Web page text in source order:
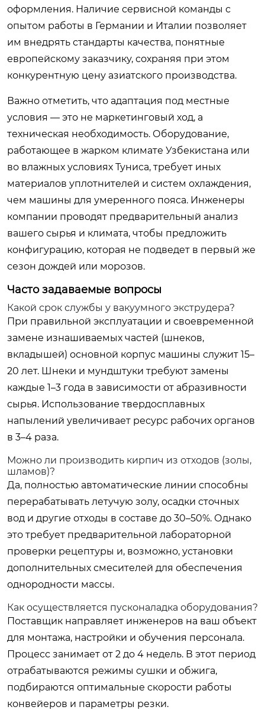
оформления. Наличие сервисной команды с
опытом работы в Германии и Италии позволяет
им внедрять стандарты качества, понятные
европейскому заказчику, сохраняя при этом
конкурентную цену азиатского производства.
Важно отметить, что адаптация под местные
условия — это не маркетинговый ход, а
техническая необходимость. Оборудование,
работающее в жарком климате Узбекистана или
во влажных условиях Туниса, требует иных
материалов уплотнителей и систем охлаждения,
чем машины для умеренного пояса. Инженеры
компании проводят предварительный анализ
вашего сырья и климата, чтобы предложить
конфигурацию, которая не подведет в первый же
сезон дождей или морозов.
Часто задаваемые вопросы
Какой срок службы у вакуумного экструдера?
При правильной эксплуатации и своевременной
замене изнашиваемых частей (шнеков,
вкладышей) основной корпус машины служит 15–
20 лет. Шнеки и мундштуки требуют замены
каждые 1–3 года в зависимости от абразивности
сырья. Использование твердосплавных
напылений увеличивает ресурс рабочих органов
в 3–4 раза.
Можно ли производить кирпич из отходов (золы,
шламов)?
Да, полностью автоматические линии способны
перерабатывать летучую золу, осадки сточных
вод и другие отходы в составе до 30–50%. Однако
это требует предварительной лабораторной
проверки рецептуры и, возможно, установки
дополнительных смесителей для обеспечения
однородности массы.
Как осуществляется пусконаладка оборудования?
Поставщик направляет инженеров на ваш объект
для монтажа, настройки и обучения персонала.
Процесс занимает от 2 до 4 недель. В этот период
отрабатываются режимы сушки и обжига,
подбираются оптимальные скорости работы
конвейеров и параметры резки.